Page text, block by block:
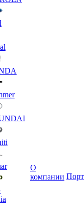
О
компании